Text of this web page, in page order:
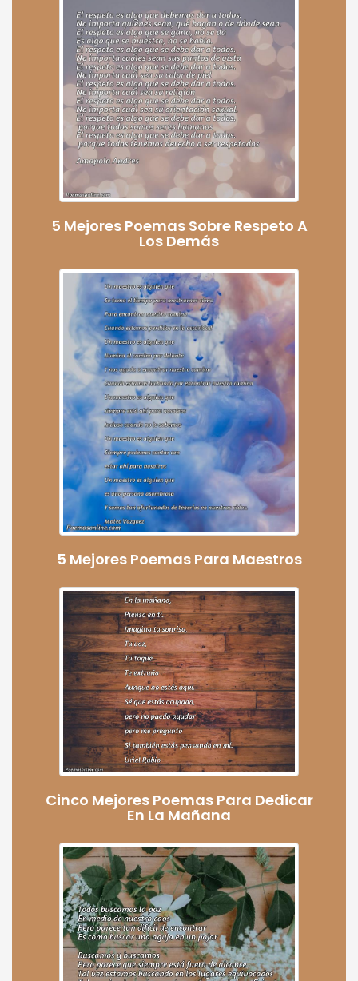
5 Mejores Poemas Sobre Respeto A
Los Demás
5 Mejores Poemas Para Maestros
Cinco Mejores Poemas Para Dedicar
En La Mañana